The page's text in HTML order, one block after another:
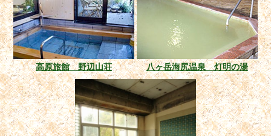
高原旅館 野辺山荘 八ヶ岳海尻温泉 灯明の湯